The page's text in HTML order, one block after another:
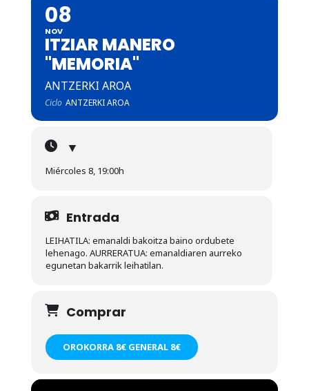
08
NOV
ITZIAR MANERO
"MEMORIA"
ANTZERKI AROA
Ciclo ANTZERKI AROA
▼
Miércoles 8, 19:00h
Entrada
LEIHATILA: emanaldi bakoitza baino ordubete
lehenago. AURRERATUA: emanaldiaren aurreko
egunetan bakarrik leihatilan.
Comprar
OROKORRA 8€ GENERAL 8€